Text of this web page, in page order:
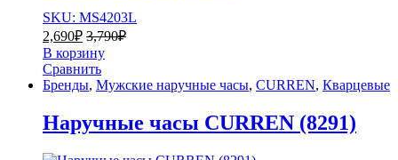
SKU: MS4203L
2,690₽ 3,790₽
В корзину
Сравнить
Бренды, Мужские наручные часы, CURREN, Кварцевые
Наручные часы CURREN (8291)